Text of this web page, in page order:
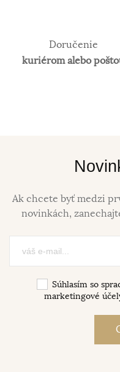
Doručenie
kuriérom alebo
Ak chcete byť medzi
novinkách,
Súhlasím so
marketingové